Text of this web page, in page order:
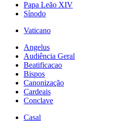
Papa Leão XIV
Sínodo
Vaticano
Angelus
Audiência Geral
Beatificacao
Bispos
Canonização
Cardeais
Conclave
Casal